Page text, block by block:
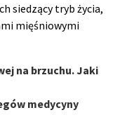
siedzący tryb życia,
mięśniowymi
na brzuchu. Jaki
medycyny